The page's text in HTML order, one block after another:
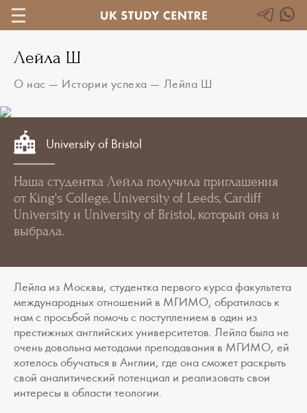
Лейла Ш
О нас — Истории успеха — Лейла Ш
University of Bristol
Наша студентка Лейла получила приглашения
от King's College, University of Leeds, Cardiff
University и University of Bristol, который она и
выбрала.
Лейла из Москвы, студентка первого курса факультета
международных отношений в МГИМО, обратилась к
нам c просьбой помочь с поступлением в один из
престижных английских университетов. Лейла была не
очень довольна методами преподавания в МГИМО, ей
хотелось обучаться в Англии, где она сможет раскрыть
свой аналитический потенциал и реализовать свои
интересы в области теологии.